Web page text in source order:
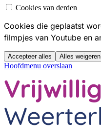
Cookies van derden
Cookies die geplaatst
filmpjes van Youtube en
Accepteer alles Alles weigeren
Hoofdmenu overslaan